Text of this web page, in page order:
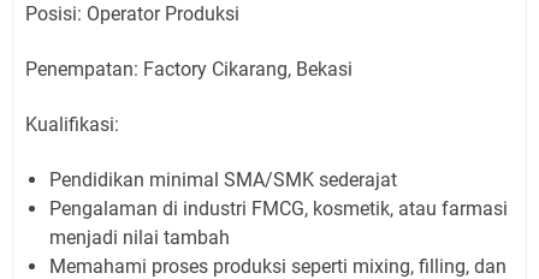
Posisi: Operator Produksi
Penempatan: Factory Cikarang, Bekasi
Kualifikasi:
Pendidikan minimal SMA/SMK sederajat
Pengalaman di industri FMCG, kosmetik, atau farmasi
menjadi nilai tambah
Memahami proses produksi seperti mixing, filling, dan